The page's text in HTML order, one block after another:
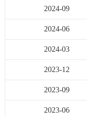
2024-09
2024-06
2024-03
2023-12
2023-09
2023-06